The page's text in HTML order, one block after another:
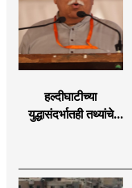
हल्दीघाटीच्या
युद्धासंदर्भातही तथ्यांचे
मोहनजी भागवत